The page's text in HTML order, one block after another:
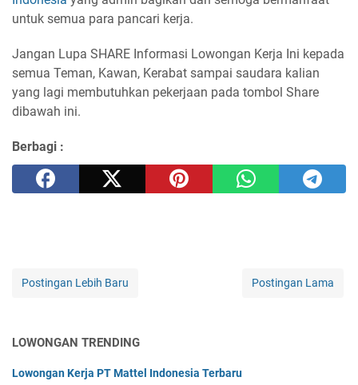
untuk semua para pancari kerja.
Jangan Lupa SHARE Informasi Lowongan Kerja Ini kepada
semua Teman, Kawan, Kerabat sampai saudara kalian
yang lagi membutuhkan pekerjaan pada tombol Share
dibawah ini.
Berbagi :
Postingan Lebih Baru Postingan Lama
LOWONGAN TRENDING
Lowongan Kerja PT Mattel Indonesia Terbaru